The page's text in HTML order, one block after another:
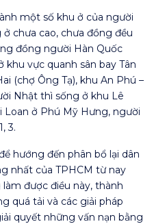
một số khu ở của người
chưa cao, chưa đồng đều
đồng người Hàn Quốc
vực quanh sân bay Tân
(chợ Ông Tạ), khu An Phú –
Nhật thì sống ở khu Lê
Loan ở Phú Mỹ Hưng, người
3.
hướng đến phân bổ lại dân
nhất của TPHCM từ nay
được điều này, thành
quá tải và các giải pháp
quyết những vấn nạn bằng